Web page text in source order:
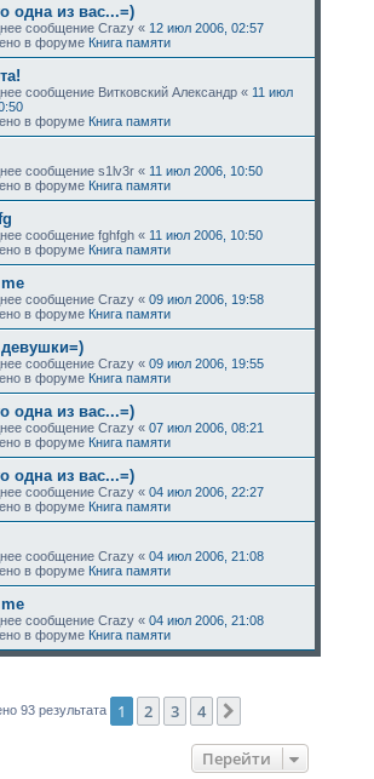
одна из вас...=)
сообщение Crazy« 12 июл 2006, 02:57
в форуме Книга памяти
сообщение Витковский Александр« 11 июл
в форуме Книга памяти
сообщение s1lv3r« 11 июл 2006, 10:50
в форуме Книга памяти
сообщение fghfgh« 11 июл 2006, 10:50
в форуме Книга памяти
сообщение Crazy« 09 июл 2006, 19:58
в форуме Книга памяти
сообщение Crazy« 09 июл 2006, 19:55
в форуме Книга памяти
одна из вас...=)
сообщение Crazy« 07 июл 2006, 08:21
в форуме Книга памяти
одна из вас...=)
сообщение Crazy« 04 июл 2006, 22:27
в форуме Книга памяти
сообщение Crazy« 04 июл 2006, 21:08
в форуме Книга памяти
сообщение Crazy« 04 июл 2006, 21:08
в форуме Книга памяти
93 результата 1 2 3 4
Перейти